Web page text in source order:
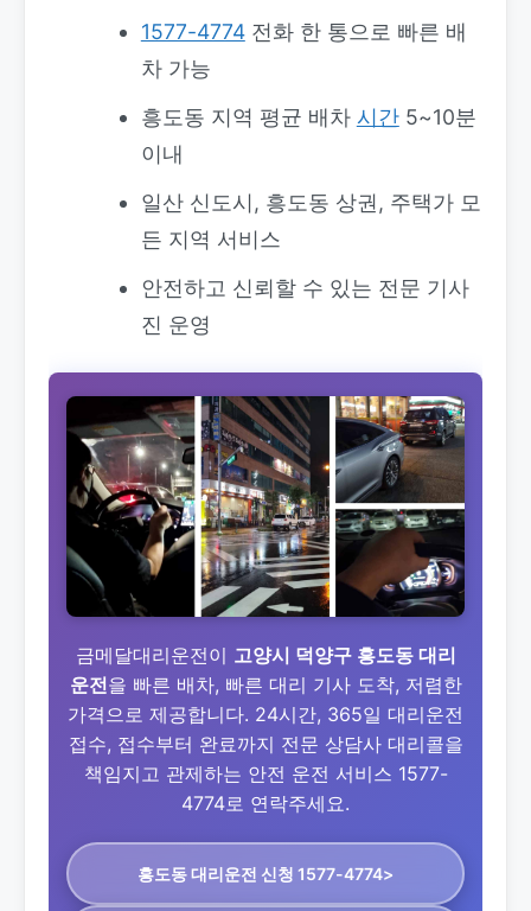
1577-4774전화 한 통으로 빠른 배
차 가능
흥도동 지역 평균 배차 시간5~10분
이내
일산 신도시, 흥도동 상권, 주택가 모
든 지역 서비스
안전하고 신뢰할 수 있는 전문 기사
진 운영
금메달대리운전이 고양시 덕양구 흥도동 대리
운전을 빠른 배차, 빠른 대리 기사 도착, 저렴한
가격으로 제공합니다. 24시간, 365일 대리운전
접수, 접수부터 완료까지 전문 상담사 대리콜을
책임지고 관제하는 안전 운전 서비스 1577-
4774로 연락주세요.
흥도동 대리운전 신청 1577-4774>